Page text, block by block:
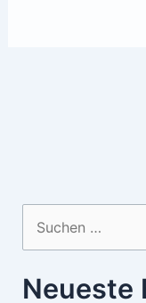
nach:
Neueste